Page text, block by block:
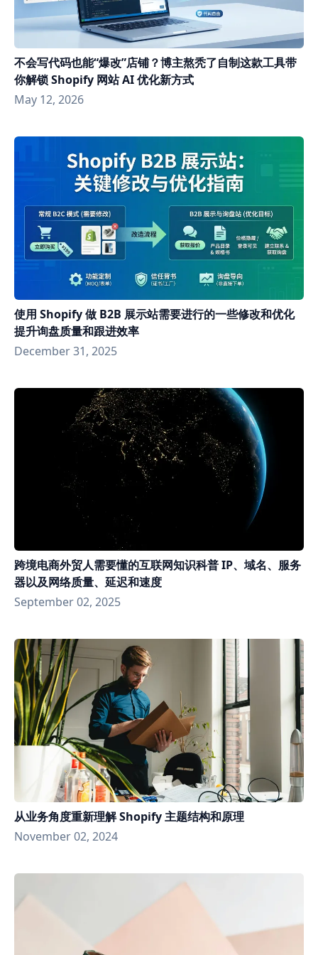
不会写代码也能“爆改”店铺？博主熬秃了自制这款工具带
你解锁 Shopify 网站 AI 优化新方式
May 12, 2026
使用 Shopify 做 B2B 展示站需要进行的一些修改和优化
提升询盘质量和跟进效率
December 31, 2025
跨境电商外贸人需要懂的互联网知识科普 IP、域名、服务
器以及网络质量、延迟和速度
September 02, 2025
从业务角度重新理解 Shopify 主题结构和原理
November 02, 2024